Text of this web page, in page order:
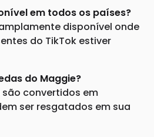
em todos os países?
disponível onde
do TikTok estiver
do Maggie?
convertidos em
ser resgatados em sua